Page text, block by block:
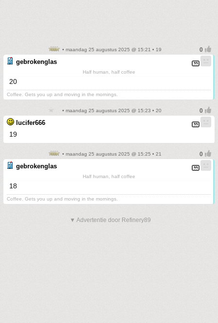
• maandag 25 augustus 2025 @ 15:21 • 19
gebrokenglas
Half human, half coffee
20
Coffee. Gets you up and moving in the mornings.
• maandag 25 augustus 2025 @ 15:23 • 20
lucifer666
19
• maandag 25 augustus 2025 @ 15:25 • 21
gebrokenglas
Half human, half coffee
18
Coffee. Gets you up and moving in the mornings.
▼ Advertentie door Refinery89